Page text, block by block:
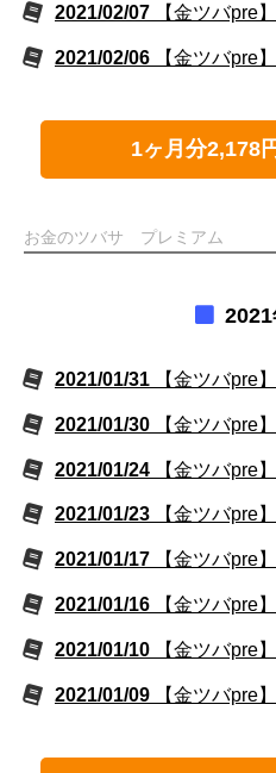
2021/02/07 【金ツバpre】
2021/02/06 【金ツバpre】
1ヶ月分2,178
お金のツバサ プレミアム
2021
2021/01/31 【金ツバpre】
2021/01/30 【金ツバpre】
2021/01/24 【金ツバpre】
2021/01/23 【金ツバpre】
2021/01/17 【金ツバpre】
2021/01/16 【金ツバpre】
2021/01/10 【金ツバpre】
2021/01/09 【金ツバpre】